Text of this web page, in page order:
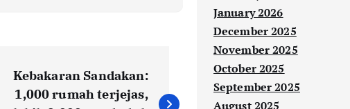
Kebakaran Sandakan:
1,000 rumah terjejas,
January 2026
December 2025
November 2025
October 2025
September 2025
August 2025